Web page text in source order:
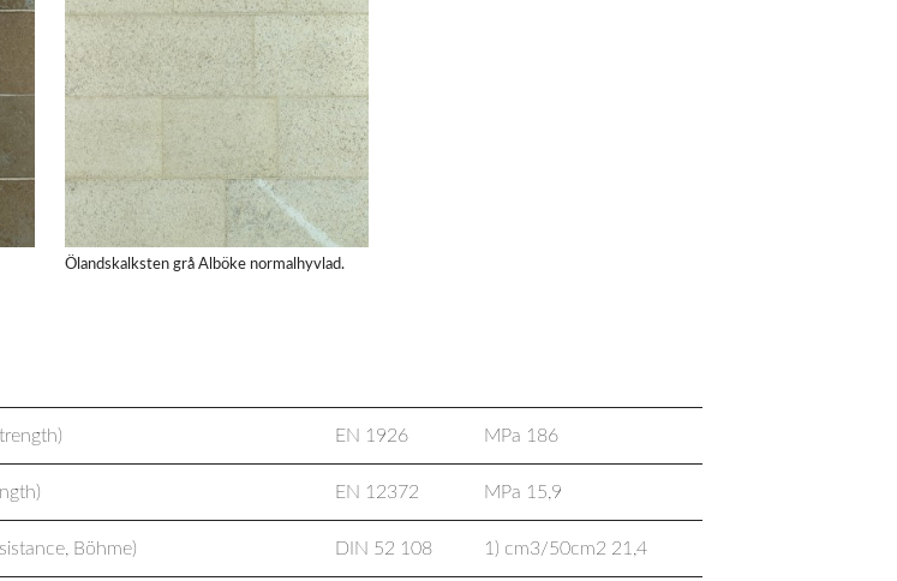
Ölandskalksten grå Alböke normalhyvlad.
EN 1926 MPa 186
EN 12372 MPa 15,9
Böhme) DIN 52 108 1) cm3/50cm2 21,4